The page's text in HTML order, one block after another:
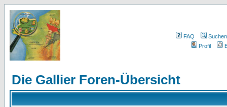
FAQ
Suchen
Profil
Die Gallier Foren-Übersicht